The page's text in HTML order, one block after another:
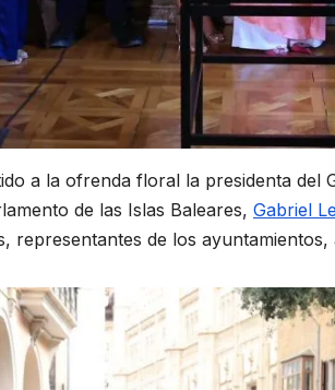
a la ofrenda floral la presidenta del
de las Islas Baleares, Gabriel
representantes de los